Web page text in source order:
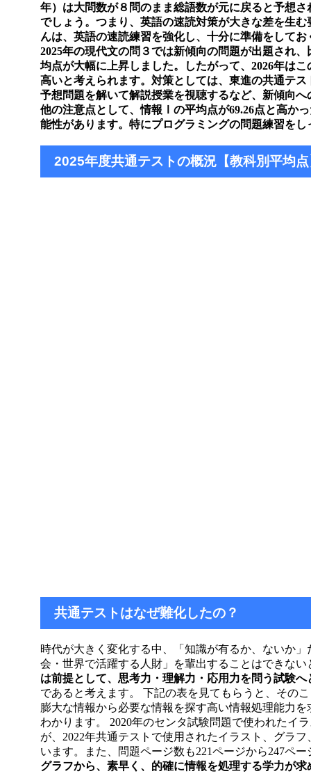
年）は大問数が８問のまま総語数が元に戻ると予想
でしょう。つまり、英語の速読対策が大きな差を生
んは、英語の速読練習を強化し、十分に準備をして
2025年の現代文の問３では新傾向の問題が出題され
均点が大幅に上昇しました。したがって、2026年は
高いと考えられます。対策としては、東進の共通テ
予想問題を解いて解説授業を視聴するなど、新傾向
他の注意点として、情報Ⅰの平均点が69.26点と高か
能性があります。特にプログラミングの問題練習を
2025年度共通テストの概況【教科別平均
共通テストはなぜ難化したの？
時代が大きく変化する中、「知識が有るか、ないか
会・世界で活躍する人財」を輩出することはできな
は前提として、思考力・理解力・応用力を問う試験
であると考えます。 下記の表を見てもらうと、その
膨大な情報から必要な情報を探す高い情報処理能力
わかります。 2020年のセンタ試験問題で使われたイ
が、2022年共通テストで使用されたイラスト、グラ
います。また、問題ページ数も221ページから247ペ
グラフから、素早く、的確に情報を処理する学力が求